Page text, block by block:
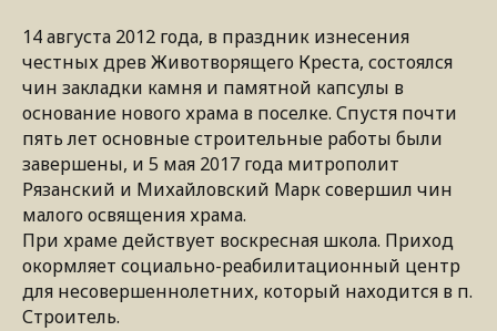
14 августа 2012 года, в праздник изнесения
честных древ Животворящего Креста, состоялся
чин закладки камня и памятной капсулы в
основание нового храма в поселке. Спустя почти
пять лет основные строительные работы были
завершены, и 5 мая 2017 года митрополит
Рязанский и Михайловский Марк совершил чин
малого освящения храма.
При храме действует воскресная школа. Приход
окормляет социально-реабилитационный центр
для несовершеннолетних, который находится в п.
Строитель.